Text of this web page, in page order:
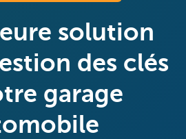
solution
des clés
garage